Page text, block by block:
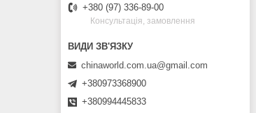
+380 (97) 336-89-00
Консультація, замовлення
chinaworld.com.ua@gmail.com
+380973368900
+380994445833